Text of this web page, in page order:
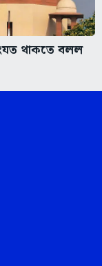
থাকতে বলল